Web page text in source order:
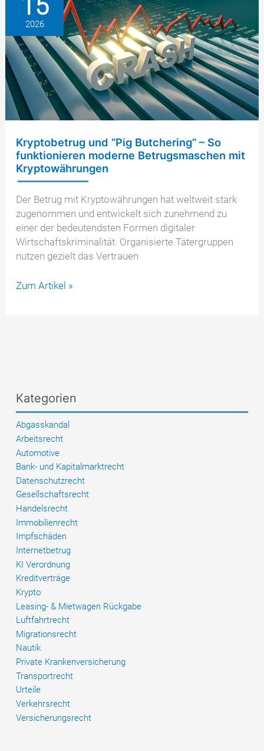
Millionen
Dollar
in
USDT
sicher
15
2026
Kryptobetrug und “Pig Butchering” – So
funktionieren moderne Betrugsmaschen mit
Kryptowährungen
Der Betrug mit Kryptowährungen hat weltweit stark
zugenommen und entwickelt sich zunehmend zu
einer der bedeutendsten Formen digitaler
Wirtschaftskriminalität. Organisierte Tätergruppen
nutzen gezielt das Vertrauen
Kryptobetrug
Betrugsmaschen
mit
Kryptowährungen
Zum Artikel »
Kategorien
Abgasskandal
Arbeitsrecht
Automotive
Bank- und Kapitalmarktrecht
Datenschutzrecht
Gesellschaftsrecht
Handelsrecht
Immobilienrecht
Impfschäden
Internetbetrug
KI Verordnung
Kreditverträge
Krypto
Leasing- & Mietwagen Rückgabe
Luftfahrtrecht
Migrationsrecht
Nautik
Private Krankenversicherung
Transportrecht
Urteile
Verkehrsrecht
Versicherungsrecht